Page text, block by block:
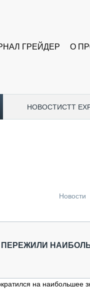
ГРЕЙДЕР О
НОВОСТИCTT
Новости
на наибольшее